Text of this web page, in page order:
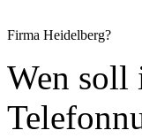
Firma Heidelberg?
Wen soll